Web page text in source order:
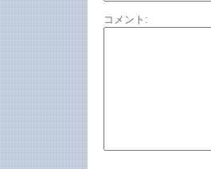
コメント: